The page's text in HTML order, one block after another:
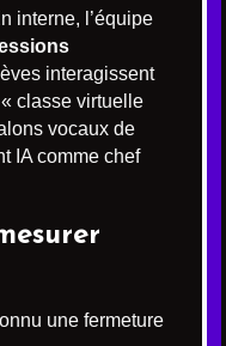
interne, l’équipe
interagissent
classe virtuelle
vocaux de
IA comme chef
une fermeture